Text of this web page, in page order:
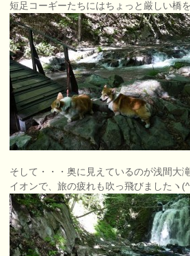
短足コーギーたちにはちょっと厳しい橋
そして・・・奥に見えているのが浅間大
イオンで、旅の疲れも吹っ飛びましたヽ